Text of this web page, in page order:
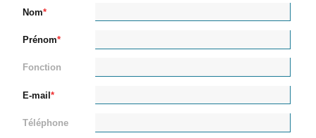
Nom
Prénom
Fonction
E-mail
Téléphone